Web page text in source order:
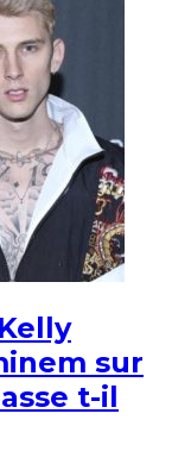
sur
t-il